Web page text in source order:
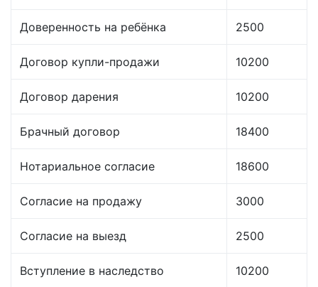
Доверенность на ребёнка 2500
Договор купли-продажи 10200
Договор дарения 10200
Брачный договор 18400
Нотариальное согласие 18600
Согласие на продажу 3000
Согласие на выезд 2500
Вступление в наследство 10200